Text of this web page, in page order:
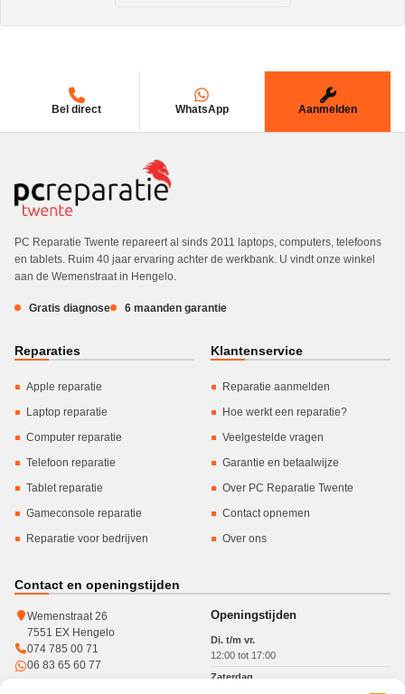
Bel direct WhatsApp Aanmelden
PC Reparatie Twente repareert al sinds 2011 laptops, computers, telefoons
en tablets. Ruim 40 jaar ervaring achter de werkbank. U vindt onze winkel
aan de Wemenstraat in Hengelo.
Gratis diagnose 6 maanden garantie
Reparaties
Apple reparatie
Laptop reparatie
Computer reparatie
Telefoon reparatie
Tablet reparatie
Gameconsole reparatie
Reparatie voor bedrijven
Klantenservice
Reparatie aanmelden
Hoe werkt een reparatie?
Veelgestelde vragen
Garantie en betaalwijze
Over PC Reparatie Twente
Contact opnemen
Over ons
Contact en openingstijden
Wemenstraat 26
7551 EX Hengelo
074 785 00 71
06 83 65 60 77
Openingstijden
Di. t/m vr.
12:00 tot 17:00
Zaterdag